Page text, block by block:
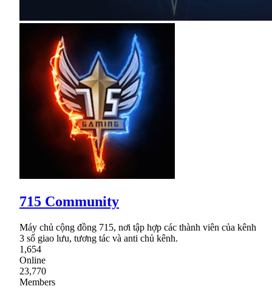
715 Community
Máy chủ cộng đồng 715, nơi tập hợp các thành viên của kênh
3 số giao lưu, tương tác và anti chủ kênh.
1,654
Online
23,770
Members